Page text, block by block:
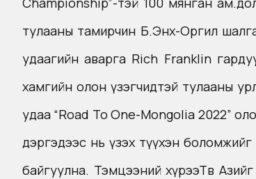
тулааны тамирчин Б.Энх-Оргил
удаагийн аварга Rich Franklin
хамгийн олон үзэгчидтэй тулааны
удаа “Road То One-Mongolia 2022”
дэргэдээс нь үзэх түүхэн
байгуулна. Тэмцээний хүрээТөв